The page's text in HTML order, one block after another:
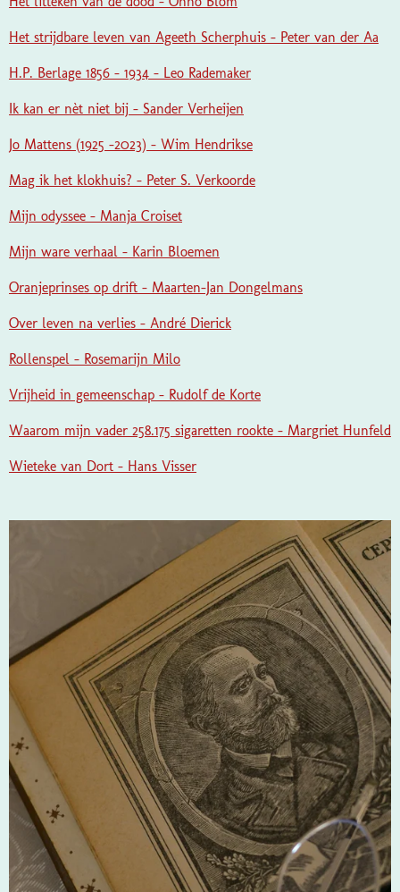
Het strijdbare leven van Ageeth Scherphuis - Peter van der Aa
H.P. Berlage 1856 - 1934 - Leo Rademaker
Ik kan er nèt niet bij - Sander Verheijen
Jo Mattens (1925 -2023) - Wim Hendrikse
Mag ik het klokhuis? - Peter S. Verkoorde
Mijn odyssee - Manja Croiset
Mijn ware verhaal - Karin Bloemen
Oranjeprinses op drift - Maarten-Jan Dongelmans
Over leven na verlies - André Dierick
Rollenspel - Rosemarijn Milo
Vrijheid in gemeenschap - Rudolf de Korte
Waarom mijn vader 258.175 sigaretten rookte - Margriet Hunfeld
Wieteke van Dort - Hans Visser